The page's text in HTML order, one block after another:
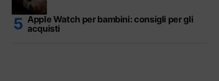
Apple Watch per bambini: consigli per gli
acquisti